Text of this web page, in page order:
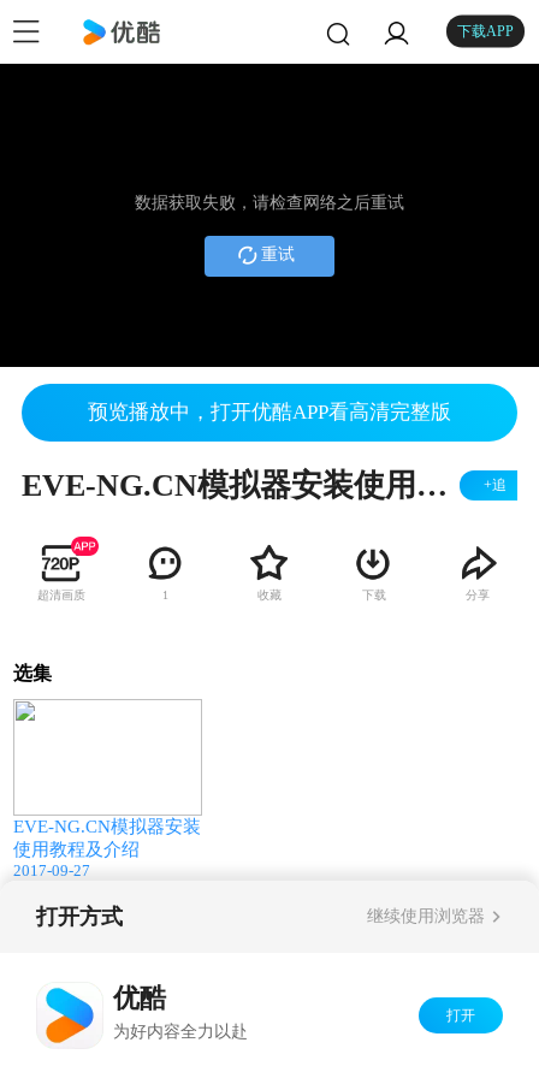
下载APP
数据获取失败，请检查网络之后重试
重试
预览播放中，打开优酷APP看高清完整版
EVE-NG.CN模拟器安装使用教程及介绍 +追
超清画质 1 收藏 下载 分享
选集
EVE-NG.CN模拟器安装
使用教程及介绍
2017-09-27
打开方式 继续使用浏览器
优酷
为好内容全力以赴
打开